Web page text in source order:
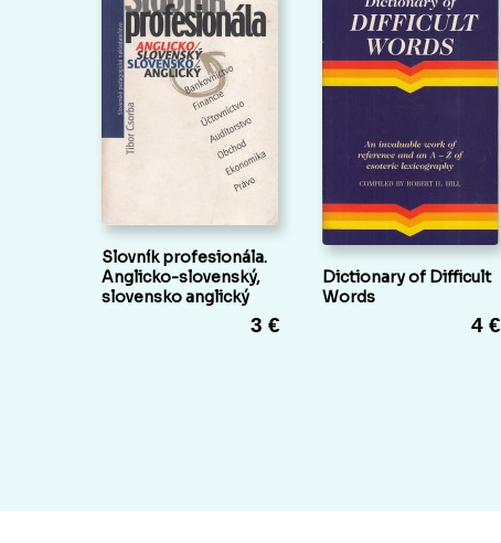
Slovník profesionála.
Anglicko-slovenský,
slovensko anglický
3 €
Dictionary of Difficult
Words
4 €